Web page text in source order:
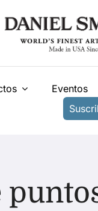
Eventos